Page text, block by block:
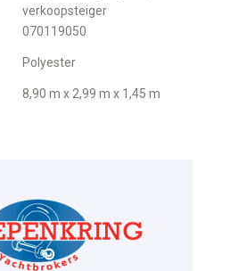
verkoopsteiger
070119050
Polyester
8,90 m x 2,99 m x 1,45 m